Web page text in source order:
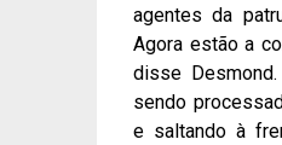
agentes da
Agora estão a
disse
sendo
e saltando à